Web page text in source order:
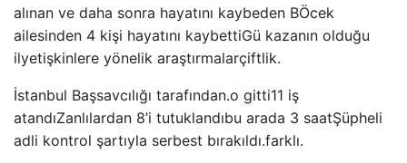
alınan ve daha sonra hayatını kaybeden BÖcek
ailesinden 4 kişi hayatını kaybettiGü kazanın olduğu
ilyetişkinlere yönelik araştırmalarçiftlik.
İstanbul Başsavcılığı tarafından.o gitti11 iş
atandıZanlılardan 8’i tutuklandıbu arada 3 saatŞüpheli
adli kontrol şartıyla serbest bırakıldı.farklı.